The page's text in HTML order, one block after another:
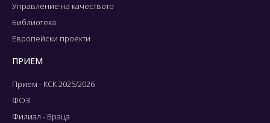
Управление на качеството
Библиотека
Европейски проекти
ПРИЕМ
Прием - КСК 2025/2026
ФОЗ
Филиал - Враца